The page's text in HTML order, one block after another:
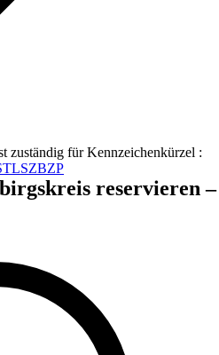
zuständig für Kennzeichenkürzel :
SZBZP
reservieren –